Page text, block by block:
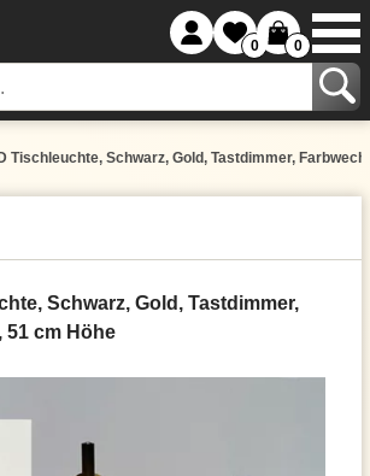
0 0
Tischleuchte, Schwarz, Gold, Tastdimmer,
Schwarz, Gold, Tastdimmer,
51 cm Höhe